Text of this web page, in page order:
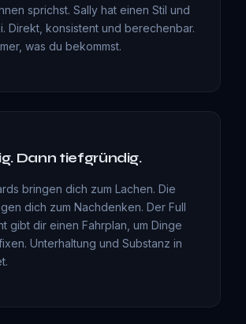
sprichst. Sally hat einen Stil und
Direkt, konsistent und berechenbar.
was du bekommst.
Dann tiefgründig.
bringen dich zum Lachen. Die
dich zum Nachdenken. Der Full
gibt dir einen Fahrplan, um Dinge
Unterhaltung und Substanz in